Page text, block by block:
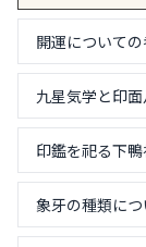
開運について
九星気学と印
印鑑を祀る下
象牙の種類につ